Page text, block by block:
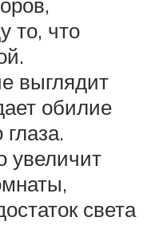
то, что
выглядит
обилие
увеличит
света